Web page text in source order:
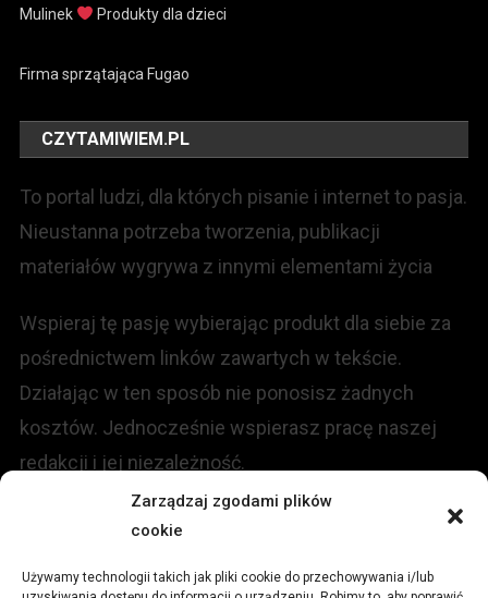
Zarządzaj zgodami plików
cookie
Używamy technologii takich jak pliki cookie do przechowywania i/lub
Mulinek Produkty dla dzieci
Firma sprzątająca Fugao
CZYTAMIWIEM.PL
To portal ludzi, dla których pisanie i internet to pasja.
Nieustanna potrzeba tworzenia, publikacji
materiałów wygrywa z innymi elementami życia
Wspieraj tę pasję wybierając produkt dla siebie za
pośrednictwem linków zawartych w tekście.
Działając w ten sposób nie ponosisz żadnych
kosztów. Jednocześnie wspierasz pracę naszej
redakcji i jej niezależność.
Redakcja portalu: